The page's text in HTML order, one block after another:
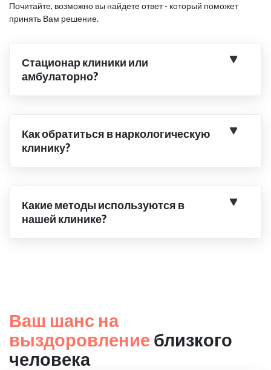
Почитайте, возможно вы найдете ответ - который поможет
принять Вам решение.
Стационар клиники или
амбулаторно?
Как обратиться в наркологическую
клинику?
Какие методы используются в
нашей клинике?
Ваш шанс на
выздоровление близкого
человека